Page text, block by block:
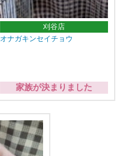
刈谷店
オナガキンセイチョウ
家族が決まりました